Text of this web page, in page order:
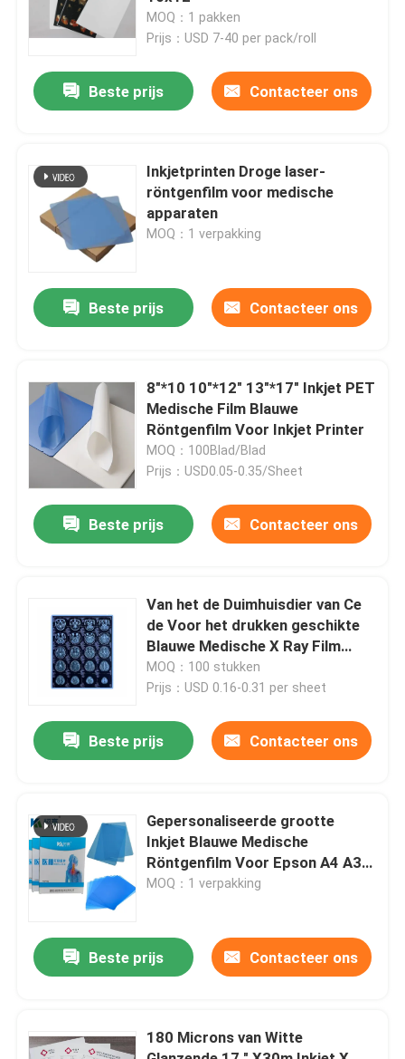
Thuis
Over ons
Kwaliteitscontrole
Contacteer ons
nieuws
Alle Gevallen
Inkjet X Ray Film
MOQ：1 pakken
Prijs：USD 7-40 per pack/roll
Beste prijs Contacteer ons
Inkjetprinten Droge laser-
röntgenfilm voor medische
apparaten
MOQ：1 verpakking
Beste prijs Contacteer ons
8"*10 10"*12" 13"*17" Inkjet PET
Medische Film Blauwe
Röntgenfilm Voor Inkjet Printer
MOQ：100Blad/Blad
Prijs：USD0.05-0.35/Sheet
Beste prijs Contacteer ons
Van het de Duimhuisdier van Ce
de Voor het drukken geschikte
Blauwe Medische X Ray Film
11x14 Film van Inkjet
MOQ：100 stukken
Prijs：USD 0.16-0.31 per sheet
Beste prijs Contacteer ons
Gepersonaliseerde grootte
Inkjet Blauwe Medische
Röntgenfilm Voor Epson A4 A3
PET Droge Blauwe Medische
MOQ：1 verpakking
Beste prijs Contacteer ons
180 Microns van Witte